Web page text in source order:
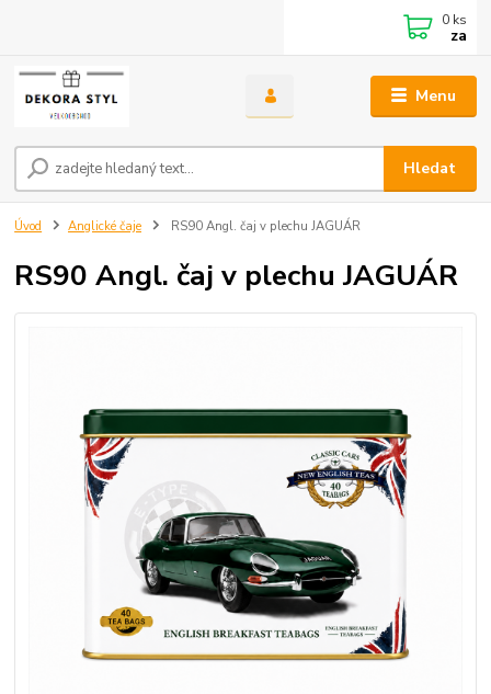
Menu
Hledat
0 ks
za
Úvod Anglické čaje RS90 Angl. čaj v plechu JAGUÁR
RS90 Angl. čaj v plechu JAGUÁR